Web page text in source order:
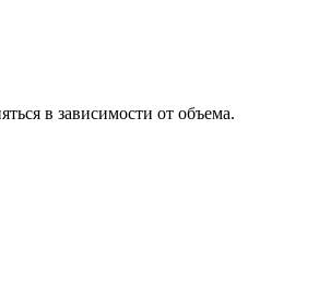
в зависимости от объема.